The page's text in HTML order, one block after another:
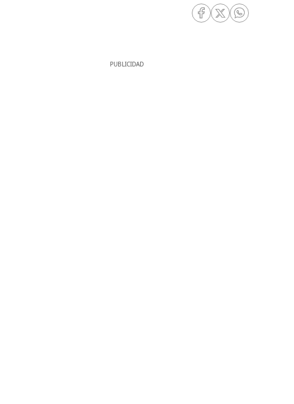
RRSS Facebook
RRSS Twitter
RRSS